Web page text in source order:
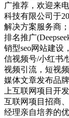
广推荐，欢迎来
科技有限公司于
解决方案服务商
排名推广
销型seo网站建设
信视频号/小红书/
视频引流，短视
媒体文章发布品
上互联网项目开
互联网项目招商
经理亲自培养的